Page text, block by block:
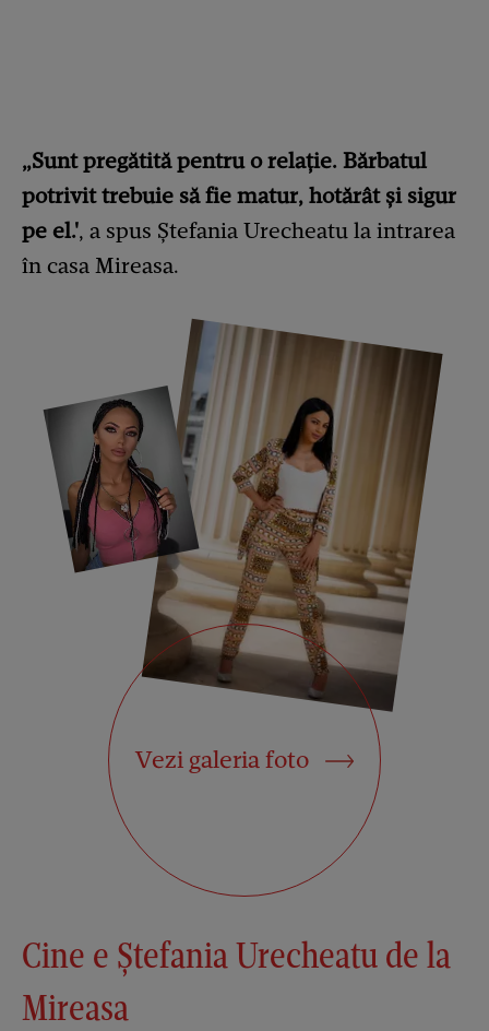
„Sunt pregătită pentru o relație. Bărbatul
potrivit trebuie să fie matur, hotărât și sigur
pe el.', a spus Ștefania Urecheatu la intrarea
în casa Mireasa.
Vezi galeria foto
Cine e Ștefania Urecheatu de la
Mireasa